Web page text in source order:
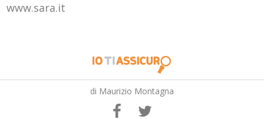
www.sara.it
di Maurizio Montagna